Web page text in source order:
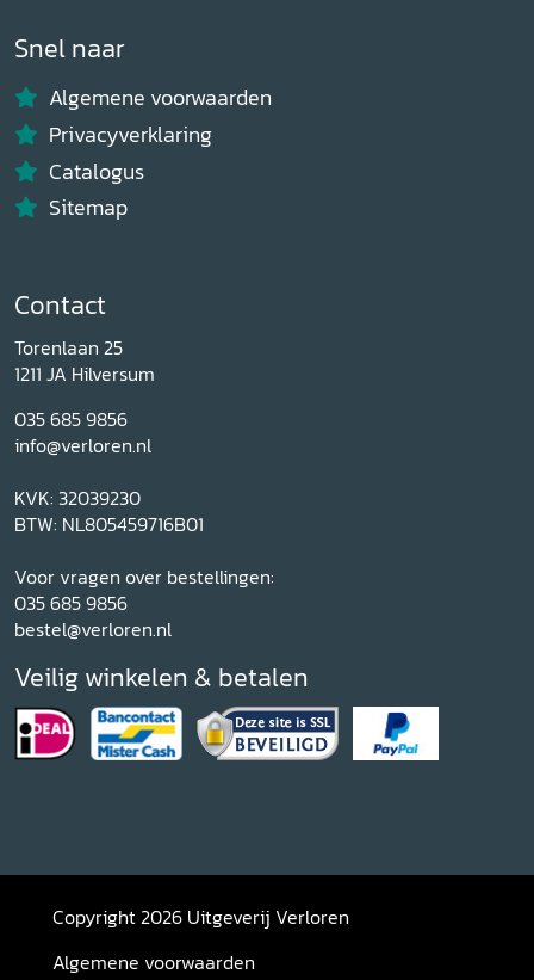
Snel naar
Algemene voorwaarden
Privacyverklaring
Catalogus
Sitemap
Contact
Torenlaan 25
1211 JA Hilversum
035 685 9856
info@verloren.nl
KVK: 32039230
BTW: NL805459716B01
Voor vragen over bestellingen:
035 685 9856
bestel@verloren.nl
Veilig winkelen & betalen
Copyright 2026 Uitgeverij Verloren
Algemene voorwaarden